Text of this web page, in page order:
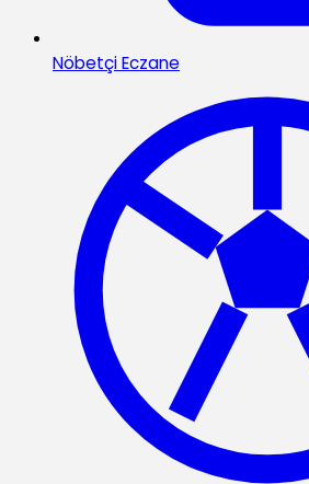
Nöbetçi Eczane